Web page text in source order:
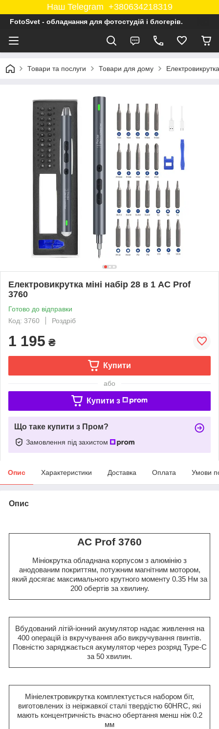
Наш Telegram +380634218319
FotoSvet - обладнання для фотостудій і блогерів.
Товари та послуги Товари для дому
Електровикрутка міні набір 28 в 1 AC Prof
3760
Готово до відправки
Код: 3760
Роздріб
1 195 ₴
Купити
або
Купити з
Що таке купити з Пром?
Замовлення під захистом
Опис Характеристики Доставка Оплата Умови
Опис
AC Prof 3760
Мініокрутка обладнана корпусом з алюмінію з
анодованим покриттям, потужним магнітним мотором,
який досягає максимального крутного моменту 0.35 Нм за
200 обертів за хвилину.
Вбудований літій-іонний акумулятор надає живлення на
400 операцій із вкручування або викручування гвинтів.
Повністю заряджається акумулятор через розряд Type-C
за 50 хвилин.
Мініелектровикрутка комплектується набором біт,
виготовлених із неіржавкої сталі твердістю 60HRC, які
мають концентричність вчасно обертання менш ніж 0.2
мм